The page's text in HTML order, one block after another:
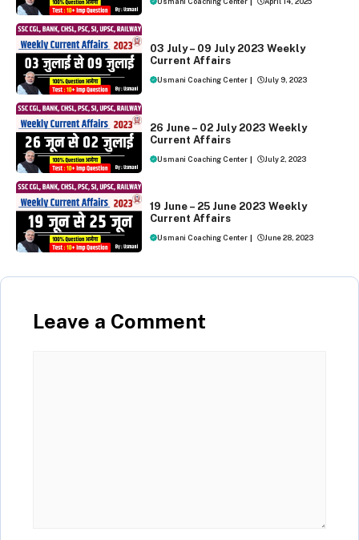
03 July – 09 July 2023 Weekly
Current Affairs
Usmani Coaching Center | July 9, 2023
26 June – 02 July 2023 Weekly
Current Affairs
Usmani Coaching Center | July 2, 2023
19 June – 25 June 2023 Weekly
Current Affairs
Usmani Coaching Center | June 28, 2023
Leave a Comment